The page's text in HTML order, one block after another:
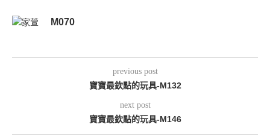
M070
previous post
寶寶最欽點的玩具-M132
next post
寶寶最欽點的玩具-M146